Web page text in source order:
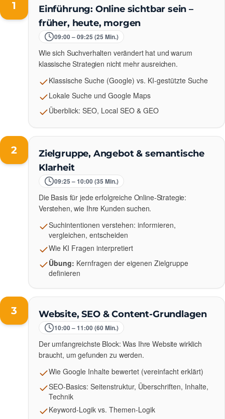
1
Einführung: Online sichtbar sein –
früher, heute, morgen
09:00 – 09:25 (25 Min.)
Wie sich Suchverhalten verändert hat und warum
klassische Strategien nicht mehr ausreichen.
Klassische Suche (Google) vs. KI-gestützte Suche
Lokale Suche und Google Maps
Überblick: SEO, Local SEO & GEO
2
Zielgruppe, Angebot & semantische
Klarheit
09:25 – 10:00 (35 Min.)
Die Basis für jede erfolgreiche Online-Strategie:
Verstehen, wie Ihre Kunden suchen.
Suchintentionen verstehen: informieren,
vergleichen, entscheiden
Wie KI Fragen interpretiert
Übung: Kernfragen der eigenen Zielgruppe
definieren
3 Website, SEO & Content-Grundlagen
10:00 – 11:00 (60 Min.)
Der umfangreichste Block: Was Ihre Website wirklich
braucht, um gefunden zu werden.
Wie Google Inhalte bewertet (vereinfacht erklärt)
SEO-Basics: Seitenstruktur, Überschriften, Inhalte,
Technik
Keyword-Logik vs. Themen-Logik